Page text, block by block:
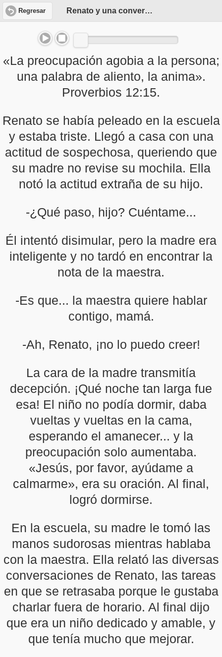
Regresar Renato y una conversación sería
«La preocupación agobia a la persona;
una palabra de aliento, la anima».
Proverbios 12:15.
Renato se había peleado en la escuela
y estaba triste. Llegó a casa con una
actitud de sospechosa, queriendo que
su madre no revise su mochila. Ella
notó la actitud extraña de su hijo.
-¿Qué paso, hijo? Cuéntame...
Él intentó disimular, pero la madre era
inteligente y no tardó en encontrar la
nota de la maestra.
-Es que... la maestra quiere hablar
contigo, mamá.
-Ah, Renato, ¡no lo puedo creer!
La cara de la madre transmitía
decepción. ¡Qué noche tan larga fue
esa! El niño no podía dormir, daba
vueltas y vueltas en la cama,
esperando el amanecer... y la
preocupación solo aumentaba.
«Jesús, por favor, ayúdame a
calmarme», era su oración. Al final,
logró dormirse.
En la escuela, su madre le tomó las
manos sudorosas mientras hablaba
con la maestra. Ella relató las diversas
conversaciones de Renato, las tareas
en que se retrasaba porque le gustaba
charlar fuera de horario. Al final dijo
que era un niño dedicado y amable, y
que tenía mucho que mejorar.